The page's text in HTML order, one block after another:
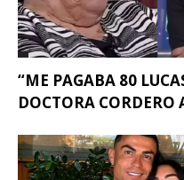
“ME PAGABA 80
DOCTORA CORDERO